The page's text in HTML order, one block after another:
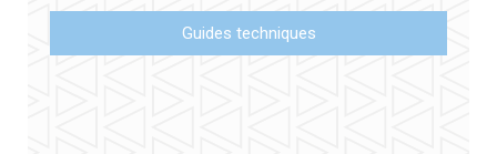
Guides techniques